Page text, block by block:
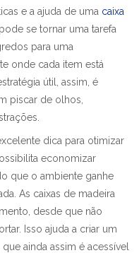
e a ajuda de uma caixa
pode se tornar uma tarefa
para uma
onde cada item está
útil, assim, é
piscar de olhos,
dica para otimizar
economizar
que o ambiente ganhe
As caixas de madeira
desde que não
Isso ajuda a criar um
ainda assim é acessível